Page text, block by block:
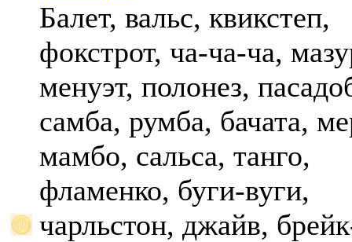
Балет, вальс, квикстеп,
фокстрот, ча-ча-ча,
менуэт, полонез,
самба, румба, бачата,
мамбо, сальса, танго,
фламенко, буги-вуги,
чарльстон, джайв,